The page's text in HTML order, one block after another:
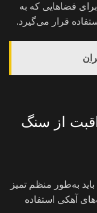
فضاهایی که به
قرار می‌گیرد.
از سنگ
به‌طور منظم تمیز
آهکی استفاده